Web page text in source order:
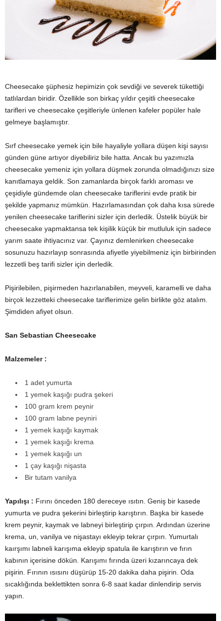
Cheesecake şüphesiz hepimizin çok sevdiği ve severek tükettiği
tatlılardan biridir. Özellikle son birkaç yıldır çeşitli cheesecake
tarifleri ve cheesecake çeşitleriyle ünlenen kafeler popüler hale
gelmeye başlamıştır.
Sırf cheesecake yemek için bile hayaliyle yollara düşen kişi sayısı
günden güne artıyor diyebiliriz bile hatta. Ancak bu yazımızla
cheesecake yemeniz için yollara düşmek zorunda olmadığınızı size
kanıtlamaya geldik. Son zamanlarda birçok farklı aroması ve
çeşidiyle gündemde olan cheesecake tariflerini evde pratik bir
şekilde yapmanız mümkün. Hazırlamasından çok daha kısa sürede
yenilen cheesecake tariflerini sizler için derledik. Üstelik büyük bir
cheesecake yapmaktansa tek kişilik küçük bir mutluluk için sadece
yarım saate ihtiyacınız var. Çayınız demlenirken cheesecake
sosunuzu hazırlayıp sonrasında afiyetle yiyebilmeniz için birbirinden
lezzetli beş tarifi sizler için derledik.
Pişirilebilen, pişirmeden hazırlanabilen, meyveli, karamelli ve daha
birçok lezzetteki cheesecake tariflerimize gelin birlikte göz atalım.
Şimdiden afiyet olsun.
San Sebastian Cheesecake
Malzemeler :
1 adet yumurta
1 yemek kaşığı pudra şekeri
100 gram krem peynir
100 gram labne peyniri
1 yemek kaşığı kaymak
1 yemek kaşığı krema
1 yemek kaşığı un
1 çay kaşığı nişasta
Bir tutam vanilya
Yapılışı : Fırını önceden 180 dereceye ısıtın. Geniş bir kasede
yumurta ve pudra şekerini birleştirip karıştırın. Başka bir kasede
krem peynir, kaymak ve labneyi birleştirip çırpın. Ardından üzerine
krema, un, vanilya ve nişastayı ekleyip tekrar çırpın. Yumurtalı
kaırşımı labneli karışıma ekleyip spatula ile karıştırın ve fırın
kabının içerisine dökün. Karışımı fırında üzeri kızarıncaya dek
pişirin. Fırının ısısını düşürüp 15-20 dakika daha pişirin. Oda
sıcaklığında beklettikten sonra 6-8 saat kadar dinlendirip servis
yapın.